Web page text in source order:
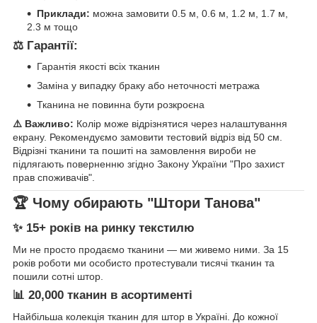
Приклади: можна замовити 0.5 м, 0.6 м, 1.2 м, 1.7 м,
2.3 м тощо
⚖️ Гарантії:
Гарантія якості всіх тканин
Заміна у випадку браку або неточності метража
Тканина не повинна бути розкроєна
⚠️ Важливо: Колір може відрізнятися через налаштування
екрану. Рекомендуємо замовити тестовий відріз від 50 см.
Відрізні тканини та пошиті на замовлення вироби не
підлягають поверненню згідно Закону України "Про захист
прав споживачів".
🏆 Чому обирають "Штори Танова"
✨ 15+ років на ринку текстилю
Ми не просто продаємо тканини — ми живемо ними. За 15
років роботи ми особисто протестували тисячі тканин та
пошили сотні штор.
📊 20,000 тканин в асортименті
Найбільша колекція тканин для штор в Україні. До кожної